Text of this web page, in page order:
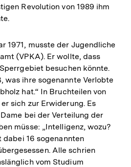
Revolution von 1989 ihm
1971, musste der Jugendliche
(VPKA). Er wollte, dass
besuchen könnte.
was ihre sogenannte Verlobte
hat.“ In Bruchteilen von
sich zur Erwiderung. Es
bei der Verteilung der
müsse: „Intelligenz, wozu?
dabei 16 sogenannten
Alle schrien
vom Studium